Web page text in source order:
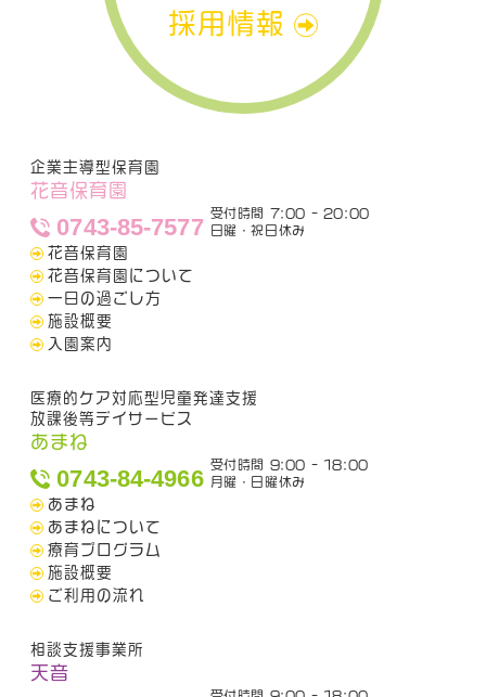
採用情報
企業主導型保育園
花音保育園
0743-85-7577
受付時間 7:00 - 20:00
日曜・祝日休み
花音保育園
花音保育園について
一日の過ごし方
施設概要
入園案内
医療的ケア対応型児童発達支援
放課後等デイサービス
あまね
0743-84-4966
受付時間 9:00 - 18:00
月曜・日曜休み
あまね
あまねについて
療育プログラム
施設概要
ご利用の流れ
相談支援事業所
天音